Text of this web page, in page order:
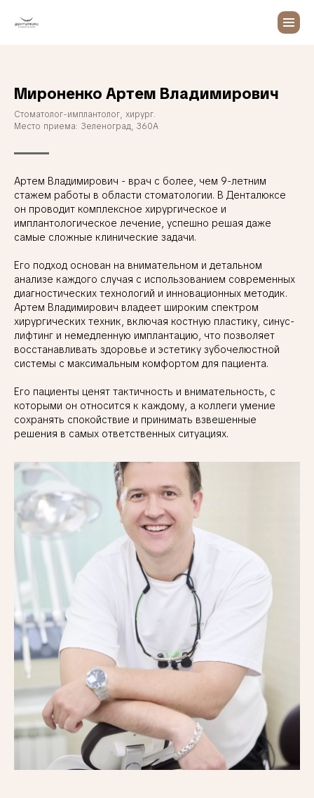
Мироненко Артем Владимирович
Стоматолог-имплантолог, хирург.
Место приема: Зеленоград, 360А
Артем Владимирович - врач с более, чем 9-летним
стажем работы в области стоматологии. В Денталюксе
он проводит комплексное хирургическое и
имплантологическое лечение, успешно решая даже
самые сложные клинические задачи.
Его подход основан на внимательном и детальном
анализе каждого случая с использованием современных
диагностических технологий и инновационных методик.
Артем Владимирович владеет широким спектром
хирургических техник, включая костную пластику, синус-
лифтинг и немедленную имплантацию, что позволяет
восстанавливать здоровье и эстетику зубочелюстной
системы с максимальным комфортом для пациента.
Его пациенты ценят тактичность и внимательность, с
которыми он относится к каждому, а коллеги умение
сохранять спокойствие и принимать взвешенные
решения в самых ответственных ситуациях.